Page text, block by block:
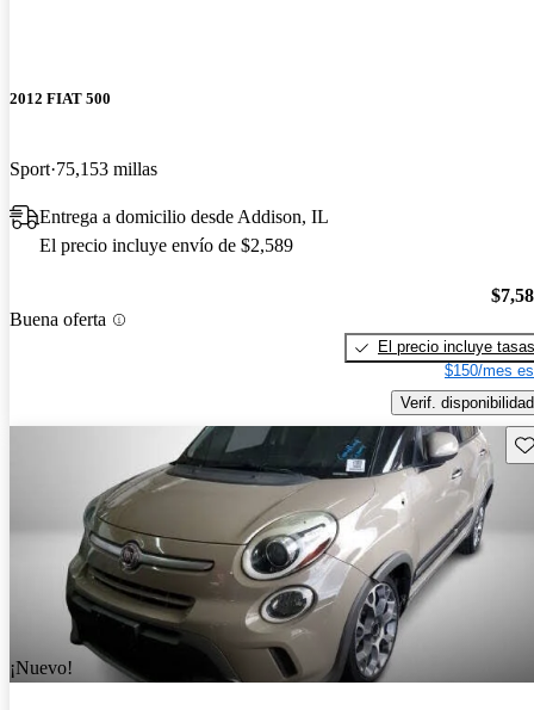
2012 FIAT 500
Sport 75,153 millas
Entrega a domicilio desde Addison, IL
El precio incluye envío de $2,589
Buena oferta
El precio incluye tasas
$150/mes
Verif. disponibilidad
¡Nuevo!